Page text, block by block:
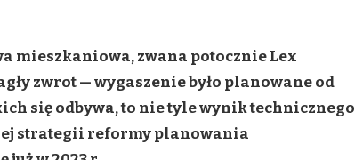
mieszkaniowa, zwana potocznie Lex
zwrot — wygaszenie było planowane od
się odbywa, to nie tyle wynik technicznego
strategii reformy planowania